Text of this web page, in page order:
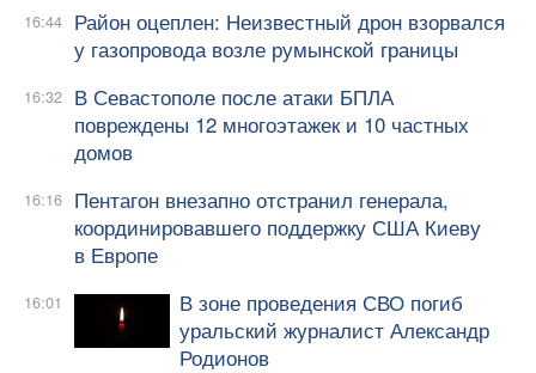
16:44 Район оцеплен: Неизвестный дрон взорвался
у газопровода возле румынской границы
16:32 В Севастополе после атаки БПЛА
повреждены 12 многоэтажек и 10 частных
домов
16:16 Пентагон внезапно отстранил генерала,
координировавшего поддержку США Киеву
в Европе
16:01
В зоне проведения СВО погиб
уральский журналист Александр
Родионов